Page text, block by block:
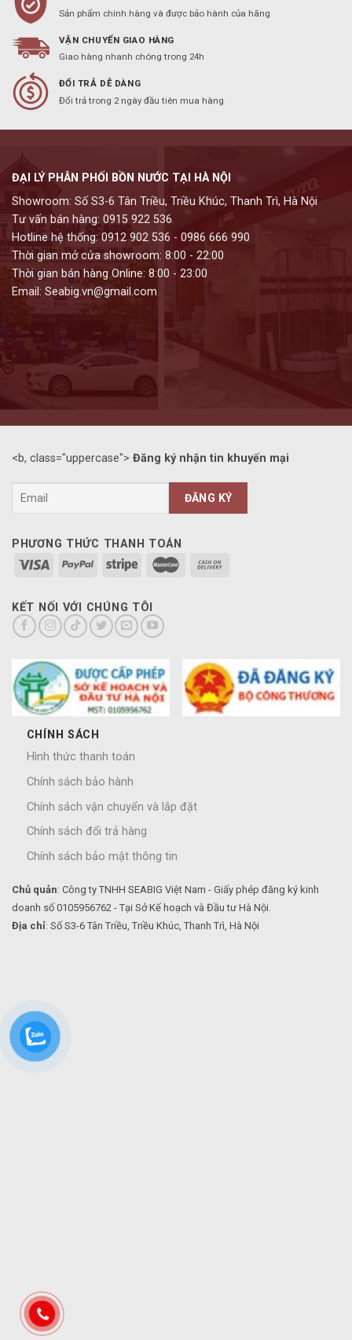
Sản phẩm chính hàng và được bảo hành của hãng
VẬN CHUYỂN GIAO HÀNG
Giao hàng nhanh chóng trong 24h
ĐỔI TRẢ DỄ DÀNG
Đổi trả trong 2 ngày đầu tiên mua hàng
ĐẠI LÝ PHÂN PHỐI BỒN NƯỚC TẠI HÀ NỘI
Showroom: Số S3-6 Tân Triều, Triều Khúc, Thanh Trì, Hà Nội
Tư vấn bán hàng: 0915 922 536
Hotline hệ thống: 0912 902 536 - 0986 666 990
Thời gian mở cửa showroom: 8:00 - 22:00
Thời gian bán hàng Online: 8:00 - 23:00
Email: Seabig.vn@gmail.com
<b, class="uppercase"> Đăng ký nhận tin khuyến mại
PHƯƠNG THỨC THANH TOÁN
KẾT NỐI VỚI CHÚNG TÔI
CHÍNH SÁCH
Hình thức thanh toán
Chính sách bảo hành
Chính sách vận chuyển và lắp đặt
Chính sách đổi trả hàng
Chính sách bảo mật thông tin
Chủ quản: Công ty TNHH SEABIG Việt Nam - Giấy phép đăng ký kinh
doanh số 0105956762 - Tại Sở Kế hoạch và Đầu tư Hà Nội.
Địa chỉ: Số S3-6 Tân Triều, Triều Khúc, Thanh Trì, Hà Nội